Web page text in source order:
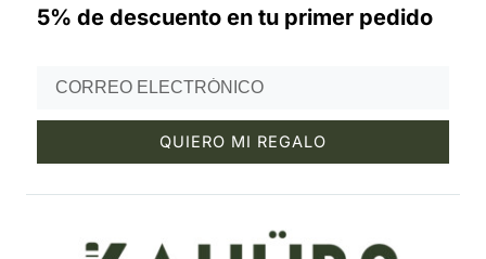
5% de descuento en tu primer pedido
Email
QUIERO MI REGALO